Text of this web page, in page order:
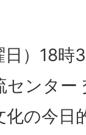
日）18
ンター
の今日